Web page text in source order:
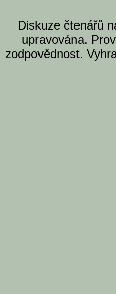
Diskuze čtenářů
upravována.
zodpovědnost.